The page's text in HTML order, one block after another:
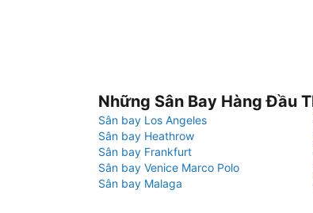
Những Sân Bay Hàng Đầu
Sân bay Los Angeles
Sân bay Heathrow
Sân bay Frankfurt
Sân bay Venice Marco Polo
Sân bay Malaga